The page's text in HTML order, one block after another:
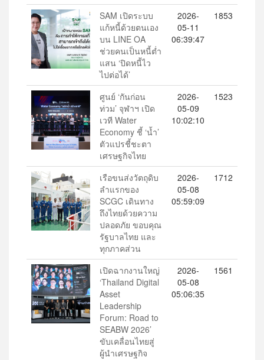
SAM เปิดระบบ
แก้หนี้ด้วยตนเอง
บน LINE OA
ช่วยคนเป็นหนี้ต่ำ
แสน ‘ปิดหนี้ไว
ไปต่อได้’
2026-
05-11
06:39:47
1853
ศูนย์ ‘กันก่อน
ท่วม’ จุฬาฯ เปิด
เวที Water
Economy ชี้ ‘น้ำ’
ตัวแปรชี้ชะตา
เศรษฐกิจไทย
2026-
05-09
10:02:10
1523
เรือขนส่งวัตถุดิบ
ลำแรกของ
SCGC เดินทาง
ถึงไทยด้วยความ
ปลอดภัย ขอบคุณ
รัฐบาลไทย และ
ทุกภาคส่วน
2026-
05-08
05:59:09
1712
เปิดฉากงานใหญ่
‘Thailand Digital
Asset
Leadership
Forum: Road to
SEABW 2026’
ขับเคลื่อนไทยสู่
ผู้นำเศรษฐกิจ
2026-
05-08
05:06:35
1561